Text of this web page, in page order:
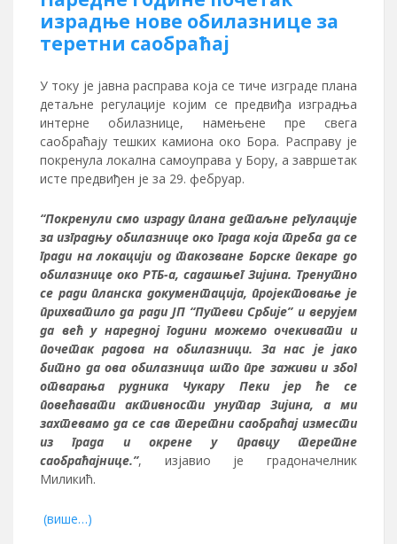
израдње нове обилазнице за
теретни саобраћај
У току је јавна расправа која се тиче изграде плана
детаљне регулације којим се предвиђа изградња
интерне обилазнице, намењене пре свега
саобраћају тешких камиона око Бора. Расправу је
покренула локална самоуправа у Бору, а завршетак
исте предвиђен је за 29. фебруар.
“Покренули смо израду плана детаљне регулације
за изградњу обилазнице око града која треба да се
гради на локацији од такозване Борске пекаре до
обилазнице око РТБ-а, садашњег Зијина. Тренутно
се ради планска документација, пројектовање је
прихватило да ради ЈП “Путеви Србије” и верујем
да већ у наредној години можемо очекивати и
почетак радова на обилазници. За нас је јако
битно да ова обилазница што пре заживи и због
отварања рудника Чукару Пеки јер ће се
повећавати активности унутар Зијина, а ми
захтевамо да се сав теретни саобраћај измести
из града и окрене у правцу теретне
саобраћајнице.”, изјавио је градоначелник
Миликић.
(више…)